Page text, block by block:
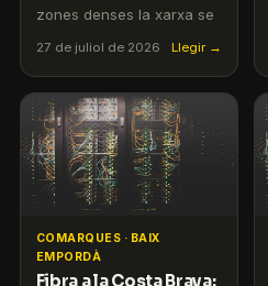
zones denses la xarxa se
diferència i quina opció
catalana tens sense
permanència.
27 de juliol de 2026 Llegir →
COMARQUES · BAIX
EMPORDÀ
Fibra a la Costa Brava: